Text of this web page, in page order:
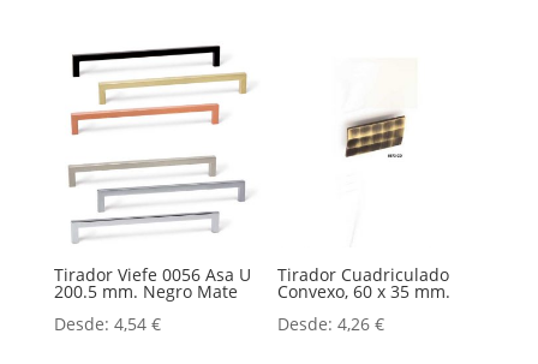
Tirador Viefe 0056 Asa U
200.5 mm. Negro Mate
Desde: 4,54 €
Tirador Cuadriculado
Convexo, 60 x 35 mm.
Desde:4,26€